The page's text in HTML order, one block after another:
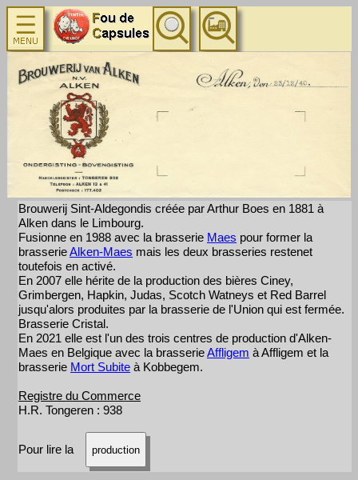
Brouwerij Sint-Aldegondis créée par Arthur Boes en 1881 à
Alken dans le Limbourg.
Fusionne en 1988 avec la brasserie Maes pour former la
brasserieAlken-Maes mais les deux brasseries restenet
toutefois en activé.
En 2007 elle hérite de la production des bières Ciney,
Grimbergen, Hapkin, Judas, Scotch Watneys et Red Barrel
jusqu'alors produites par la brasserie de l'Union qui est fermée.
Brasserie Cristal.
En 2021 elle est l'un des trois centres de production d'Alken-
Maes en Belgique avec la brasserieAffligem à Affligem et la
brasserie Mort Subite à Kobbegem.
Registre du Commerce
H.R. Tongeren : 938
Pour lire la production